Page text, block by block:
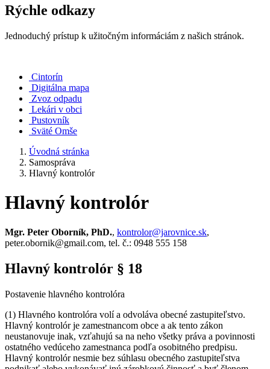
Rýchle odkazy
Jednoduchý prístup k užitočným informáciám z našich stránok.
Cintorín
Digitálna mapa
Zvoz odpadu
Lekári v obci
Pustovník
Sväté Omše
Úvodná stránka
Samospráva
Hlavný kontrolór
Hlavný kontrolór
Mgr. Peter Oborník, PhD., kontrolor@jarovnice.sk,
peter.obornik@gmail.com, tel. č.: 0948 555 158
Hlavný kontrolór § 18
Postavenie hlavného kontrolóra
(1) Hlavného kontrolóra volí a odvoláva obecné zastupiteľstvo.
Hlavný kontrolór je zamestnancom obce a ak tento zákon
neustanovuje inak, vzťahujú sa na neho všetky práva a povinnosti
ostatného vedúceho zamestnanca podľa osobitného predpisu.
Hlavný kontrolór nesmie bez súhlasu obecného zastupiteľstva